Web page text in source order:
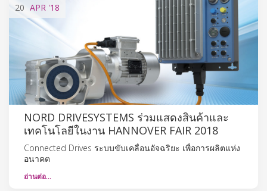
20 APR '18
NORD DRIVESYSTEMS ร่วมแสดงสินค้าและ
เทคโนโลยีในงาน HANNOVER FAIR 2018
Connected Drives ระบบขับเคลื่อนอัจฉริยะ เพื่อการผลิตแห่ง
อนาคต
อ่านต่อ…